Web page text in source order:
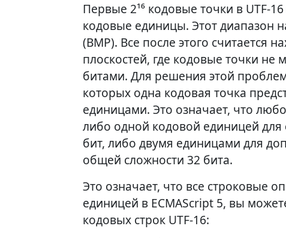
Первые 2¹⁶ кодовые точки в UTF-
кодовые единицы. Этот диапазон
(BMP). Все после этого считается
плоскостей, где кодовые точки не
битами. Для решения этой
которых одна кодовая точка
единицами. Это означает, что
либо одной кодовой единицей для
бит, либо двумя единицами для
общей сложности 32 бита.
Это означает, что все строковые
единицей в ECMAScript 5, вы
кодовых строк UTF-16: